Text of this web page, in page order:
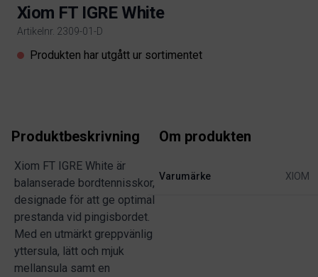
Xiom FT IGRE White
Artikelnr. 2309-01-D
Product information
Produkten har utgått ur sortimentet
Produktbeskrivning
Xiom FT IGRE White är
balanserade bordtennisskor,
designade för att ge optimal
prestanda vid pingisbordet.
Med en utmärkt greppvänlig
yttersula, lätt och mjuk
mellansula samt en
Om produkten
Varumärke XIOM